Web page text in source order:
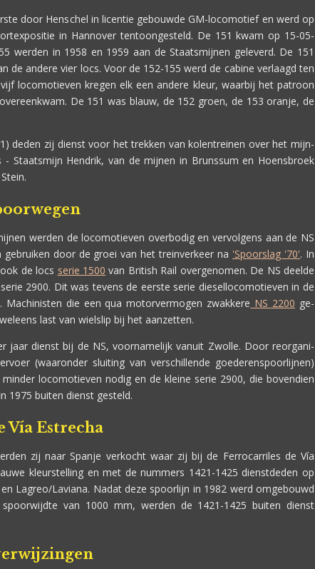
door Henschel in licentie gebouwde GM-locomotief en werd op
in Hannover tentoongesteld. De 151 kwam op 15-05-
werden in 1958 en 1959 aan de Staatsmijnen geleverd. De 151
de andere vier locs. Voor de 152-155 werd de cabine verlaagd ten
locomotieven kregen elk een andere kleur, waarbij het patroon
De 151 was blauw, de 152 groen, de 153 oranje, de
deden zij dienst voor het trekken van kolentreinen over het mijn-
Staatsmijn Hendrik, van de mijnen in Brunssum en Hoensbroek
werden de locomotieven overbodig en vervolgens aan de NS
door de groei van het treinverkeer na 'Spoorslag '70'. In
de locs serie 1500 van British Rail overgenomen. De NS deelde
2900. Dit was tevens de eerste serie diesellocomotieven in de
Machinisten die een qua motorvermogen zwakkere NS 2200 ge-
last van wielslip bij het aanzetten.
jaar dienst bij de NS, voornamelijk vanuit Zwolle. Door reorgani-
(waaronder sluiting van verschillende goederenspoorlijnen)
locomotieven nodig en de kleine serie 2900, die bovendien
1975 buiten dienst gesteld.
Vía Estrecha
zij naar Spanje verkocht waar zij bij de Ferrocarriles de Vía
kleurstelling en met de nummers 1421-1425 dienstdeden op
Lagreo/Laviana. Nadat deze spoorlijn in 1982 werd omgebouwd
van 1000 mm, werden de 1421-1425 buiten dienst